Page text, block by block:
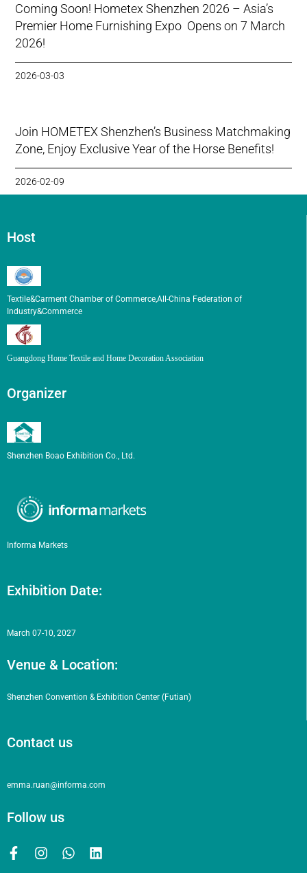
Coming Soon! Hometex Shenzhen 2026 – Asia’s
Premier Home Furnishing Expo Opens on 7 March
2026!
2026-03-03
Join HOMETEX Shenzhen’s Business Matchmaking
Zone, Enjoy Exclusive Year of the Horse Benefits!
2026-02-09
Host
Textile&Carment Chamber of Commerce,All-China Federation of
Industry&Commerce
Guangdong Home Textile and Home Decoration Association
Organizer
Shenzhen Boao Exhibition Co., Ltd.
Informa Markets
Exhibition Date:
March 07-10, 2027
Venue & Location:
Shenzhen Convention & Exhibition Center (Futian)
Contact us
emma.ruan@informa.com
Follow us